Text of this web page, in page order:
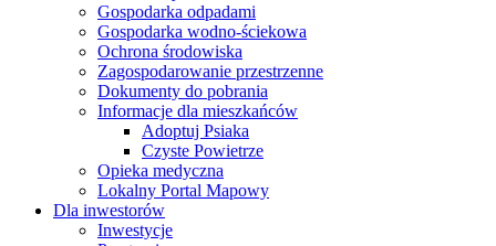
Gospodarka odpadami
Gospodarka wodno-ściekowa
Ochrona środowiska
Zagospodarowanie przestrzenne
Dokumenty do pobrania
Informacje dla mieszkańców
Adoptuj Psiaka
Czyste Powietrze
Opieka medyczna
Lokalny Portal Mapowy
Dla inwestorów
Inwestycje